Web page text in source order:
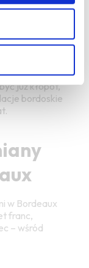
z winami
saint-
już kłopot,
bordoskie
w Bordeaux
franc,
– wśród